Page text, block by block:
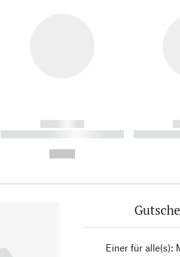
------------
----------- ----------- ----------
-----------
Einer für alle(s):